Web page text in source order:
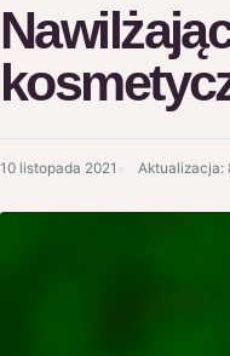
10 listopada 2021 Aktualizacja: